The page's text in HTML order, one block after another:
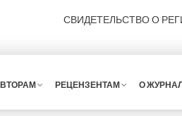
СВИДЕТЕЛЬСТВО О
РЕЦЕНЗЕНТАМ О